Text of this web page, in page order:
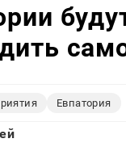
Евпатория